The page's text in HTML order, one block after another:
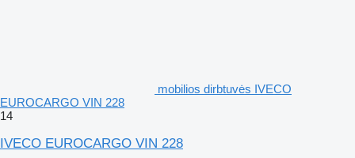
mobilios dirbtuvės IVECO
EUROCARGO VIN 228
14
IVECO EUROCARGO VIN 228